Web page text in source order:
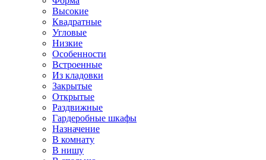
Высокие
Квадратные
Угловые
Низкие
Особенности
Встроенные
Из кладовки
Закрытые
Открытые
Раздвижные
Гардеробные шкафы
Назначение
В комнату
В нишу